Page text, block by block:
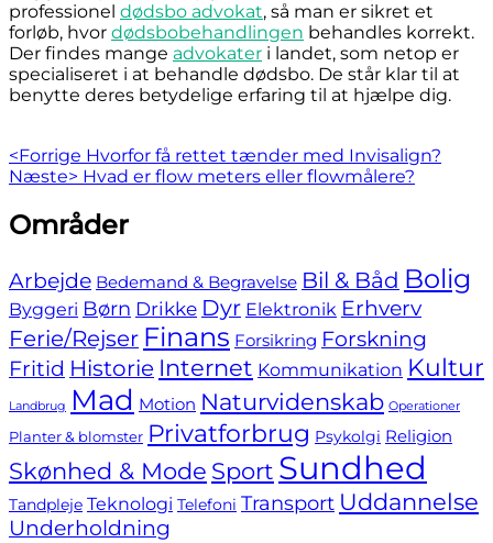
professionel dødsbo advokat, så man er sikret et
forløb, hvor dødsbobehandlingen behandles korrekt.
Der findes mange advokater i landet, som netop er
specialiseret i at behandle dødsbo. De står klar til at
benytte deres betydelige erfaring til at hjælpe dig.
Indlægsnavigation
<Forrige Previous
post:
Hvorfor få rettet tænder med Invisalign?
Næste> Next
Hvad er flow meters eller flowmålere?
Skip
to
Områder
Arbejde Bedemand & Begravelse Bil & Båd Bolig
Byggeri Børn Drikke Dyr Elektronik Erhverv
Ferie/Rejser Finans Forsikring Forskning
Fritid Historie Internet Kommunikation Kultur
Landbrug Mad Motion Naturvidenskab Operationer
Planter & blomster Privatforbrug Psykolgi Religion
Skønhed & Mode Sport Sundhed
Tandpleje Teknologi Telefoni Transport Uddannelse
Underholdning